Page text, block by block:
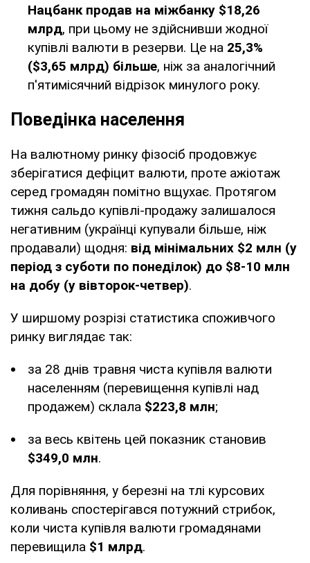
Нацбанк продав на міжбанку $18,26
млрд, при цьому не здійснивши жодної
купівлі валюти в резерви. Це на 25,3%
($3,65 млрд) більше, ніж за аналогічний
п'ятимісячний відрізок минулого року.
Поведінка населення
На валютному ринку фізосіб продовжує
зберігатися дефіцит валюти, проте ажіотаж
серед громадян помітно вщухає. Протягом
тижня сальдо купівлі-продажу залишалося
негативним (українці купували більше, ніж
продавали) щодня: від мінімальних $2 млн (у
період з суботи по понеділок) до $8-10 млн
на добу (у вівторок-четвер).
У ширшому розрізі статистика споживчого
ринку виглядає так:
за 28 днів травня чиста купівля валюти
населенням (перевищення купівлі над
продажем) склала $223,8 млн;
за весь квітень цей показник становив
$349,0 млн.
Для порівняння, у березні на тлі курсових
коливань спостерігався потужний стрибок,
коли чиста купівля валюти громадянами
перевищила $1 млрд.